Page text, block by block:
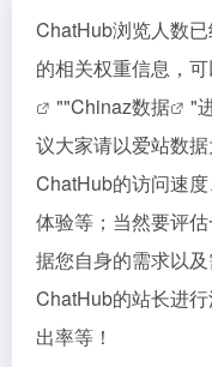
ChatHub浏览人数
的相关权重信息，
""Chinaz数据
"
议大家请以爱站数
ChatHub的访问速
体验等；当然要评
据您自身的需求以
ChatHub的站长进
出率等！